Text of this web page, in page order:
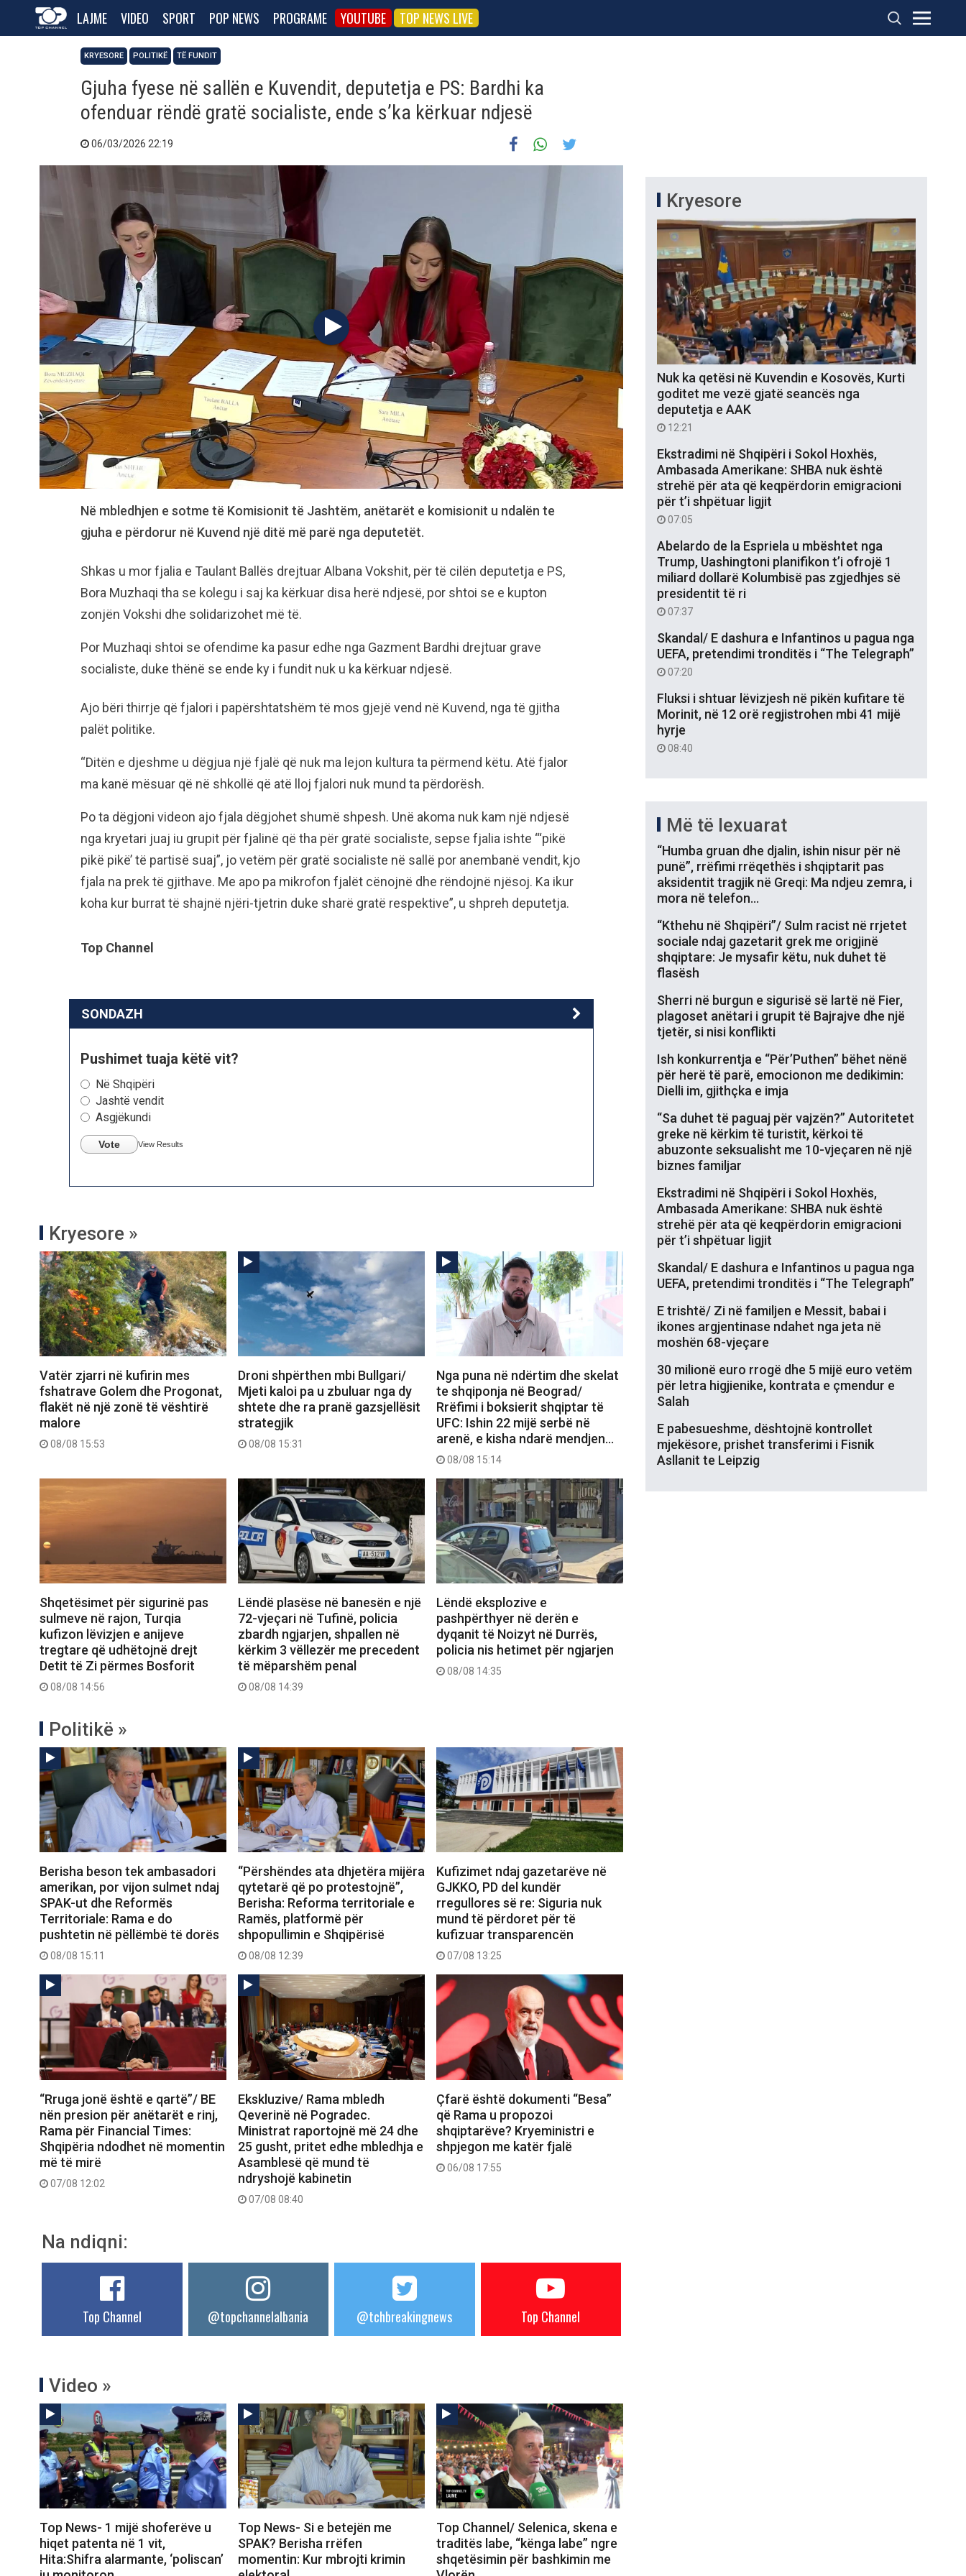
LAJME VIDEO SPORT POP NEWS PROGRAME YOUTUBE TOP NEWS LIVE
KRYESORE POLITIKË TË FUNDIT
Gjuha fyese në sallën e Kuvendit, deputetja e PS: Bardhi ka
ofenduar rëndë gratë socialiste, ende s’ka kërkuar ndjesë
06/03/2026 22:19
Në mbledhjen e sotme të Komisionit të Jashtëm, anëtarët e komisionit u ndalën te
gjuha e përdorur në Kuvend një ditë më parë nga deputetët.
Shkas u mor fjalia e Taulant Ballës drejtuar Albana Vokshit, për të cilën deputetja e PS,
Bora Muzhaqi tha se kolegu i saj ka kërkuar disa herë ndjesë, por shtoi se e kupton
zonjën Vokshi dhe solidarizohet më të.
Por Muzhaqi shtoi se ofendime ka pasur edhe nga Gazment Bardhi drejtuar grave
socialiste, duke thënë se ende ky i fundit nuk u ka kërkuar ndjesë.
Ajo bëri thirrje që fjalori i papërshtatshëm të mos gjejë vend në Kuvend, nga të gjitha
palët politike.
“Ditën e djeshme u dëgjua një fjalë që nuk ma lejon kultura ta përmend këtu. Atë fjalor
ma kanë mësuar që në shkollë që atë lloj fjalori nuk mund ta përdorësh.
Po ta dëgjoni videon ajo fjala dëgjohet shumë shpesh. Unë akoma nuk kam një ndjesë
nga kryetari juaj iu grupit për fjalinë që tha për gratë socialiste, sepse fjalia ishte “‘pikë
pikë pikë’ të partisë suaj”, jo vetëm për gratë socialiste në sallë por anembanë vendit, kjo
fjala na prek të gjithave. Me apo pa mikrofon fjalët cënojnë dhe rëndojnë njësoj. Ka ikur
koha kur burrat të shajnë njëri-tjetrin duke sharë gratë respektive”, u shpreh deputetja.
Top Channel
SONDAZH
Pushimet tuaja këtë vit?
Në Shqipëri
Jashtë vendit
Asgjëkundi
Vote View Results
Kryesore »
Vatër zjarri në kufirin mes
fshatrave Golem dhe Progonat,
flakët në një zonë të vështirë
malore
08/08 15:53
Droni shpërthen mbi Bullgari/
Mjeti kaloi pa u zbuluar nga dy
shtete dhe ra pranë gazsjellësit
strategjik
08/08 15:31
Nga puna në ndërtim dhe skelat
te shqiponja në Beograd/
Rrëfimi i boksierit shqiptar të
UFC: Ishin 22 mijë serbë në
arenë, e kisha ndarë mendjen…
08/08 15:14
Shqetësimet për sigurinë pas
sulmeve në rajon, Turqia
kufizon lëvizjen e anijeve
tregtare që udhëtojnë drejt
Detit të Zi përmes Bosforit
08/08 14:56
Lëndë plasëse në banesën e një
72-vjeçari në Tufinë, policia
zbardh ngjarjen, shpallen në
kërkim 3 vëllezër me precedent
të mëparshëm penal
08/08 14:39
Lëndë eksplozive e
pashpërthyer në derën e
dyqanit të Noizyt në Durrës,
policia nis hetimet për ngjarjen
08/08 14:35
Politikë »
Berisha beson tek ambasadori
amerikan, por vijon sulmet ndaj
SPAK-ut dhe Reformës
Territoriale: Rama e do
pushtetin në pëllëmbë të dorës
08/08 15:11
“Përshëndes ata dhjetëra mijëra
qytetarë që po protestojnë”,
Berisha: Reforma territoriale e
Ramës, platformë për
shpopullimin e Shqipërisë
08/08 12:39
Kufizimet ndaj gazetarëve në
GJKKO, PD del kundër
rregullores së re: Siguria nuk
mund të përdoret për të
kufizuar transparencën
07/08 13:25
“Rruga jonë është e qartë”/ BE
nën presion për anëtarët e rinj,
Rama për Financial Times:
Shqipëria ndodhet në momentin
më të mirë
07/08 12:02
Ekskluzive/ Rama mbledh
Qeverinë në Pogradec.
Ministrat raportojnë më 24 dhe
25 gusht, pritet edhe mbledhja e
Asamblesë që mund të
ndryshojë kabinetin
07/08 08:40
Çfarë është dokumenti “Besa”
që Rama u propozoi
shqiptarëve? Kryeministri e
shpjegon me katër fjalë
06/08 17:55
Na ndiqni:
Top Channel @topchannelalbania @tchbreakingnews Top Channel
Video »
Top News- 1 mijë shoferëve u
hiqet patenta në 1 vit,
Hita:Shifra alarmante, ‘poliscan’
Top News- Si e betejën me
SPAK? Berisha rrëfen
momentin: Kur mbrojti krimin
Top Channel/ Selenica, skena e
traditës labe, “kënga labe” ngre
shqetësimin për bashkimin me
Kryesore
Nuk ka qetësi në Kuvendin e Kosovës, Kurti
goditet me vezë gjatë seancës nga
deputetja e AAK
12:21
Ekstradimi në Shqipëri i Sokol Hoxhës,
Ambasada Amerikane: SHBA nuk është
strehë për ata që keqpërdorin emigracioni
për t’i shpëtuar ligjit
07:05
Abelardo de la Espriela u mbështet nga
Trump, Uashingtoni planifikon t’i ofrojë 1
miliard dollarë Kolumbisë pas zgjedhjes së
presidentit të ri
07:37
Skandal/ E dashura e Infantinos u pagua nga
UEFA, pretendimi tronditës i “The Telegraph”
07:20
Fluksi i shtuar lëvizjesh në pikën kufitare të
Morinit, në 12 orë regjistrohen mbi 41 mijë
hyrje
08:40
Më të lexuarat
“Humba gruan dhe djalin, ishin nisur për në
punë”, rrëfimi rrëqethës i shqiptarit pas
aksidentit tragjik në Greqi: Ma ndjeu zemra, i
mora në telefon…
“Kthehu në Shqipëri”/ Sulm racist në rrjetet
sociale ndaj gazetarit grek me origjinë
shqiptare: Je mysafir këtu, nuk duhet të
flasësh
Sherri në burgun e sigurisë së lartë në Fier,
plagoset anëtari i grupit të Bajrajve dhe një
tjetër, si nisi konflikti
Ish konkurrentja e “Për’Puthen” bëhet nënë
për herë të parë, emocionon me dedikimin:
Dielli im, gjithçka e imja
“Sa duhet të paguaj për vajzën?” Autoritetet
greke në kërkim të turistit, kërkoi të
abuzonte seksualisht me 10-vjeçaren në një
biznes familjar
Ekstradimi në Shqipëri i Sokol Hoxhës,
Ambasada Amerikane: SHBA nuk është
strehë për ata që keqpërdorin emigracioni
për t’i shpëtuar ligjit
Skandal/ E dashura e Infantinos u pagua nga
UEFA, pretendimi tronditës i “The Telegraph”
E trishtë/ Zi në familjen e Messit, babai i
ikones argjentinase ndahet nga jeta në
moshën 68-vjeçare
30 milionë euro rrogë dhe 5 mijë euro vetëm
për letra higjienike, kontrata e çmendur e
Salah
E pabesueshme, dështojnë kontrollet
mjekësore, prishet transferimi i Fisnik
Asllanit te Leipzig